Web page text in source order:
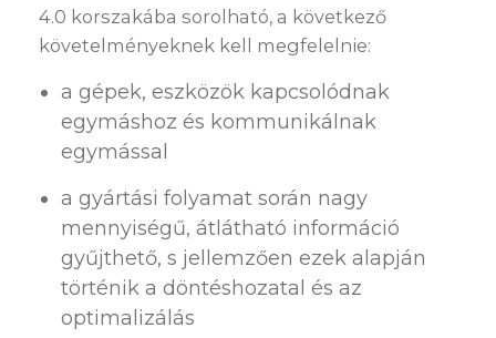
4.0 korszakába sorolható, a következő
követelményeknek kell megfelelnie:
a gépek, eszközök kapcsolódnak
egymáshoz és kommunikálnak
egymással
a gyártási folyamat során nagy
mennyiségű, átlátható információ
gyűjthető, s jellemzően ezek alapján
történik a döntéshozatal és az
optimalizálás